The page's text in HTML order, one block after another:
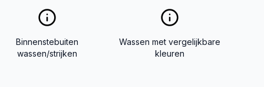
Binnenstebuiten
wassen/strijken
Wassen met vergelijkbare
kleuren